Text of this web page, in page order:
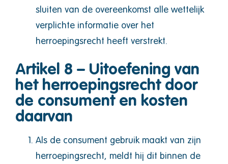
sluiten van de overeenkomst alle wettelijk
verplichte informatie over het
herroepingsrecht heeft verstrekt.
Artikel 8 – Uitoefening van
het herroepingsrecht door
de consument en kosten
daarvan
Als de consument gebruik maakt van zijn
herroepingsrecht, meldt hij dit binnen de